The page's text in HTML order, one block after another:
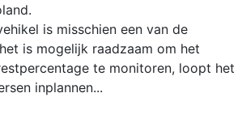
is misschien een van de
is mogelijk raadzaam om het
te monitoren, loopt het
inplannen...